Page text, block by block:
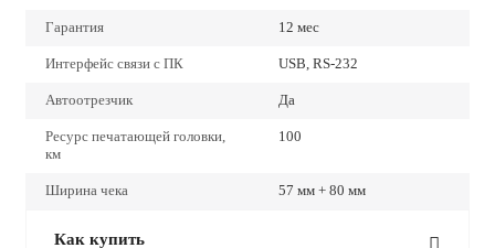
Гарантия 12 мес
Интерфейс связи с ПК USB, RS-232
Автоотрезчик Да
Ресурс печатающей головки,
км
100
Ширина чека 57 мм + 80 мм
Как купить